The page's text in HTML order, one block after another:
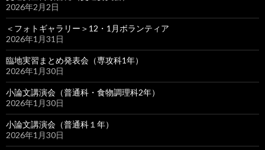
2026年2月2日
＜フォトギャラリー＞12・1月ボランティア
2026年1月31日
臨地実習まとめ発表会（専攻科1年）
2026年1月30日
小論文講演会（普通科・食物調理科2年）
2026年1月30日
小論文講演会（普通科１年）
2026年1月30日